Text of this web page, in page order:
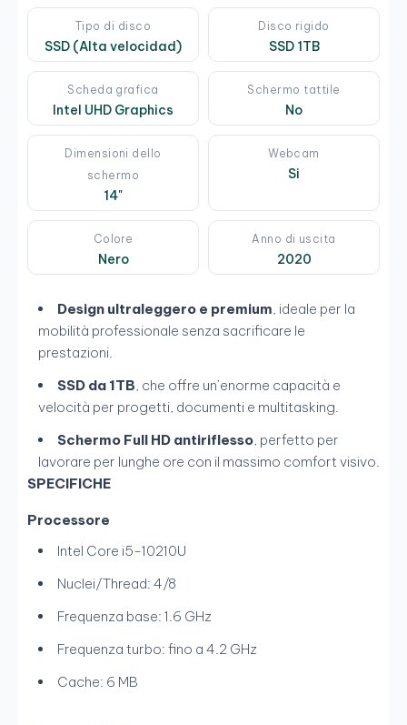
Tipo di disco
SSD (Alta velocidad)
Disco rigido
SSD 1TB
Scheda grafica
Intel UHD Graphics
Schermo tattile
No
Dimensioni dello
schermo
14"
Webcam
Si
Colore
Nero
Anno di uscita
2020
Design ultraleggero e premium, ideale per la
mobilità professionale senza sacrificare le
prestazioni.
SSD da 1TB, che offre un’enorme capacità e
velocità per progetti, documenti e multitasking.
Schermo Full HD antiriflesso, perfetto per
lavorare per lunghe ore con il massimo comfort visivo.
SPECIFICHE
Processore
Intel Core i5-10210U
Nuclei/Thread: 4/8
Frequenza base: 1.6 GHz
Frequenza turbo: fino a 4.2 GHz
Cache: 6 MB